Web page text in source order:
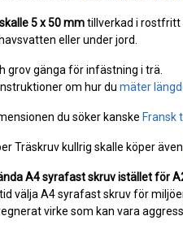
5 x 50 mmtillverkad i rostfritt
eller under jord.
grov gänga för infästning i trä.
om hur du mäter
du söker kanske Fransk
Träskruv kullrig skalle köper även
A4 syrafast skruv istället för
välja A4 syrafast skruv för
virke som kan vara